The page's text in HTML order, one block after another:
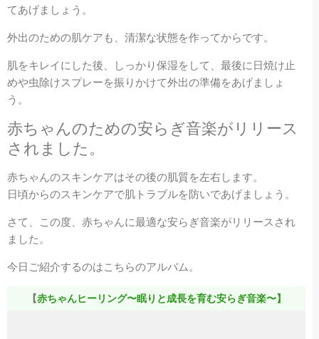
てあげましょう。
外出のための肌ケアも、清潔な状態を作ってからです。
肌をキレイにした後、しっかり保湿をして、最後に日焼け止
めや虫除けスプレーを振りかけて外出の準備をあげましょ
う。
赤ちゃんのための安らぎ音楽がリリース
されました。
赤ちゃんのスキンケアはその後の肌質を左右します。
日頃からのスキンケアで肌トラブルを防いであげましょう。
さて、この度、赤ちゃんに最適な安らぎ音楽がリリースされ
ました。
今日ご紹介するのはこちらのアルバム。
【赤ちゃんヒーリング〜眠りと成長を育む安らぎ音楽〜】